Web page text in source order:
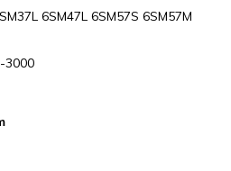
6SM47L 6SM57S 6SM57M
3000